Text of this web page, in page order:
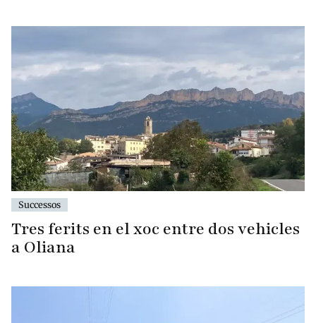
Successos
Tres ferits en el xoc entre dos vehicles
a Oliana